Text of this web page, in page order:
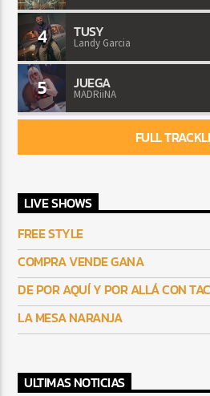
4 TUSY
Landy Garcia
5 JUEGA
MADRiiNA
FULL
LIVE SHOWS
FREE STYLE
COMPRA VENDE GANA
DE POR AQUÍ Y POR ALLÁ CON
LA MESA NARANJA
ULTIMAS NOTICIAS